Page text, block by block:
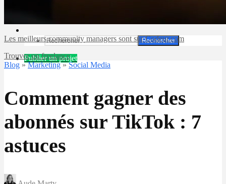
Rechercher
Publier un projet
Les meilleurs community managers sont sur Codeur.com
Trouver un freelance
Blog »Marketing»Social Media
Comment gagner des
abonnés sur TikTok : 7
astuces